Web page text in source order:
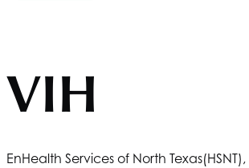
VIH
EnHealth Services of North Texas